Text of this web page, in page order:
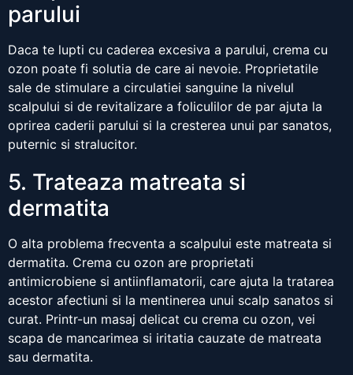
parului
Daca te lupti cu caderea excesiva a parului, crema cu
ozon poate fi solutia de care ai nevoie. Proprietatile
sale de stimulare a circulatiei sanguine la nivelul
scalpului si de revitalizare a foliculilor de par ajuta la
oprirea caderii parului si la cresterea unui par sanatos,
puternic si stralucitor.
5. Trateaza matreata si
dermatita
O alta problema frecventa a scalpului este matreata si
dermatita. Crema cu ozon are proprietati
antimicrobiene si antiinflamatorii, care ajuta la tratarea
acestor afectiuni si la mentinerea unui scalp sanatos si
curat. Printr-un masaj delicat cu crema cu ozon, vei
scapa de mancarimea si iritatia cauzate de matreata
sau dermatita.